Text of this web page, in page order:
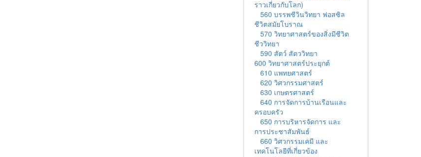
ราวเกี่ยวกับโลก)
560 บรรพชีวินวิทยา ฟอสซิล
ชีวิตสมัยโบราณ
570 วิทยาศาสตร์ของสิ่งมีชีวิต
ชีววิทยา
590 สัตว์ สัตววิทยา
600 วิทยาศาสตร์ประยุกต์
610 แพทยศาสตร์
620 วิศวกรรมศาสตร์
630 เกษตรศาสตร์
640 การจัดการบ้านเรือนและ
ครอบครัว
650 การบริหารจัดการ และ
การประชาสัมพันธ์
660 วิศวกรรมเคมี และ
เทคโนโลยีที่เกี่ยวข้อง